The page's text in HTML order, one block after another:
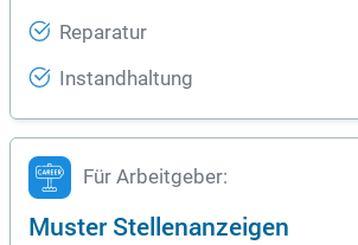
Reparatur
Instandhaltung
Für Arbeitgeber:
Muster Stellenanzeigen